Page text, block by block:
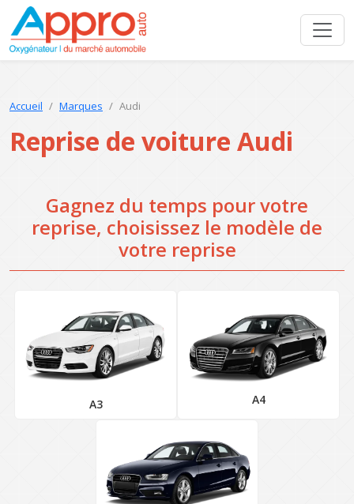
Accueil Marques Audi
Reprise de voiture Audi
Gagnez du temps pour votre
reprise, choisissez le modèle de
votre reprise
A3 A4